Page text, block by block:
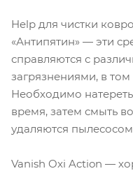
Help для чистки
«Антипятин» — эти
справляются с
загрязнениями, в
Необходимо
время, затем смыть
удаляются
Vanish Oxi Action —